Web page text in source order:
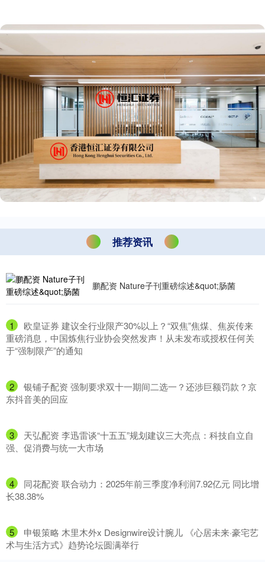
推荐资讯
鹏配资 Nature子刊重磅综述&quot;肠菌
1
​欧皇证券 建议全行业限产30%以上？“双焦”焦煤、焦炭传来
重磅消息，中国炼焦行业协会突然发声！从未发布或授权任何关
于“强制限产”的通知
2
​银铺子配资 强制要求双十一期间二选一？还涉巨额罚款？京
东抖音美的回应
3
​天弘配资 李迅雷谈“十五五”规划建议三大亮点：科技自立自
强、促消费与统一大市场
4
​同花配资 联合动力：2025年前三季度净利润7.92亿元 同比增
长38.38%
5
​申银策略 木里木外x Designwire设计腕儿 《心居未来·豪宅艺
术与生活方式》趋势论坛圆满举行